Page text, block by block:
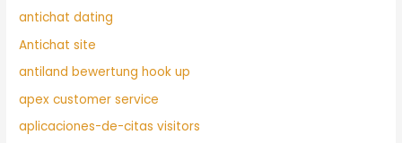
antichat dating
Antichat site
antiland bewertung hook up
apex customer service
aplicaciones-de-citas visitors